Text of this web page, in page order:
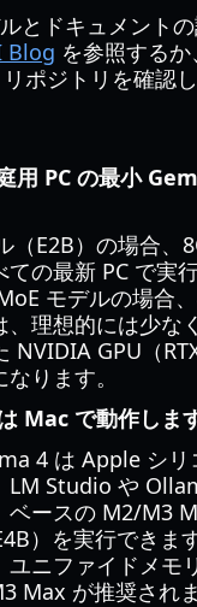
とドキュメント
Blog を参照する
ポジトリを確認し
用 PC の最小
（E2B）の場合、
の最新 PC で実
モデルの場合
、理想的には少な
NVIDIA GPU（
ります。
Mac で動作しま
4 は Apple シリ
LM Studio や
ベースの M2/M3
）を実行でき
ユニファイドメモ
Max が推奨されま